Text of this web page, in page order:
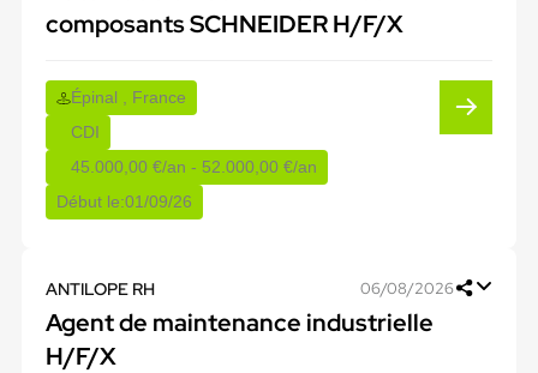
composants SCHNEIDER H/F/X
Épinal , France
CDI
45.000,00 €/an - 52.000,00 €/an
Début le:01/09/26
ANTILOPE RH 06/08/2026
Agent de maintenance industrielle
H/F/X